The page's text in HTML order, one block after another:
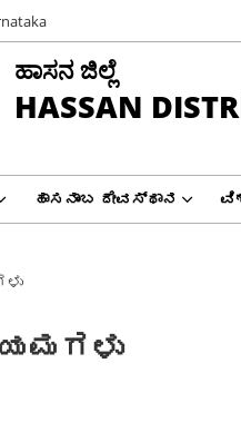
ಹಾಸನ ಜಿಲ್ಲೆ
HASSAN
ಹಾಸನಾಂಬ ದೇವಸ್ಥಾನ